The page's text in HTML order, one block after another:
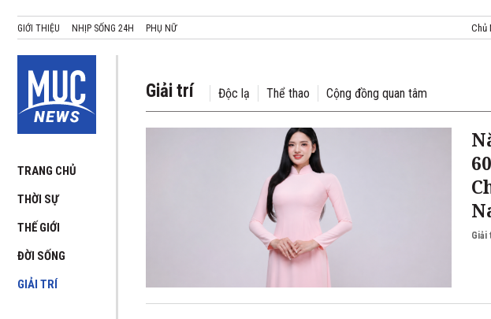
GIỚI THIỆU NHỊP SỐNG 24H PHỤ NỮ Chủ
TRANG CHỦ
THỜI SỰ
THẾ GIỚI
ĐỜI SỐNG
GIẢI TRÍ
Giải trí Độc lạ Thể thao Cộng đồng quan tâm
Giải